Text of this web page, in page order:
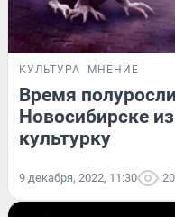
КУЛЬТУРА МНЕНИЕ
Время
Новосибирске
культурку
9 декабря, 2022, 11:30